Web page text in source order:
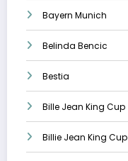
Bayern Munich
Belinda Bencic
Bestia
Bille Jean King Cup
Billie Jean King Cup